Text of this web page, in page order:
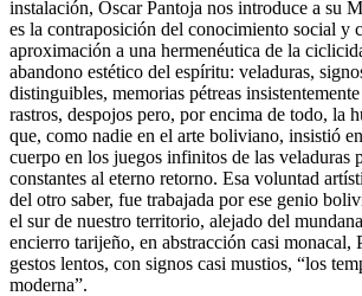
instalación, Oscar Pantoja nos introduce a su
es la contraposición del conocimiento social y
aproximación a una hermenéutica de la
abandono estético del espíritu: veladuras,
distinguibles, memorias pétreas
rastros, despojos pero, por encima de todo, la
que, como nadie en el arte boliviano, insistió
cuerpo en los juegos infinitos de las veladuras
constantes al eterno retorno. Esa voluntad
del otro saber, fue trabajada por ese genio
el sur de nuestro territorio, alejado del
encierro tarijeño, en abstracción casi monacal,
gestos lentos, con signos casi mustios, “los
moderna”.